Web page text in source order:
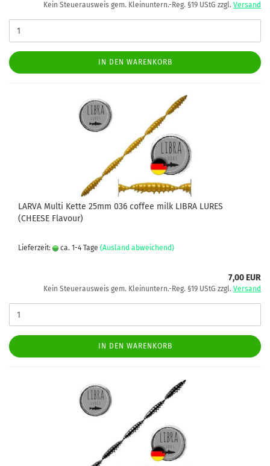
Kein Steuerausweis gem. Kleinuntern.-Reg. §19 UStG zzgl. Versand
IN DEN WARENKORB
LARVA Multi Kette 25mm 036 coffee milk LIBRA LURES
(CHEESE Flavour)
Lieferzeit: ca. 1-4 Tage (Ausland abweichend)
7,00 EUR
Kein Steuerausweis gem. Kleinuntern.-Reg. §19 UStG zzgl. Versand
IN DEN WARENKORB